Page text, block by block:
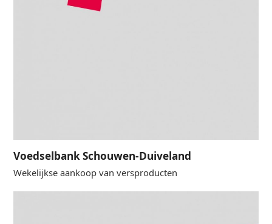
Voedselbank Schouwen-Duiveland
Wekelijkse aankoop van versproducten